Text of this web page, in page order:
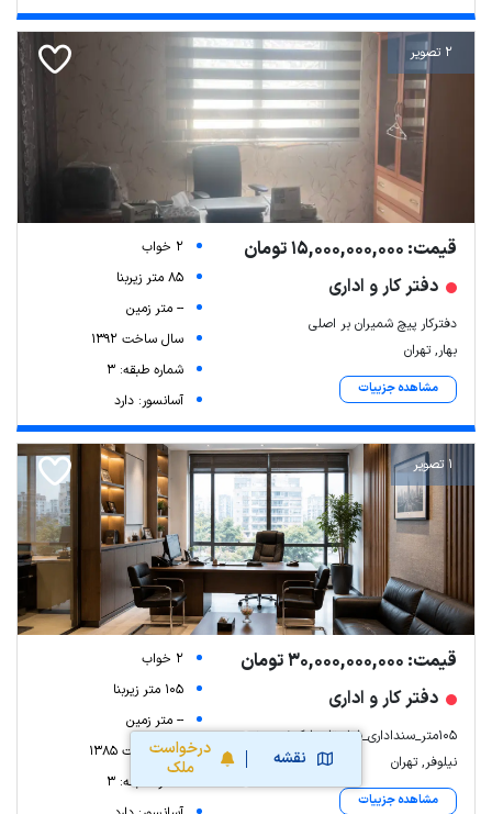
نقشه
درخواست
ملک
2 تصویر
قیمت: 15,000,000,000 تومان
دفتر کار و اداری
دفترکار پیچ شمیران بر اصلی
بهار, تهران
مشاهده جزییات
2 خواب
85 متر زیربنا
-- متر زمین
سال ساخت 1392
شماره طبقه: 3
آسانسور: دارد
1 تصویر
قیمت: 30,000,000,000 تومان
دفتر کار و اداری
۱۰۵متر_سنداداری_فول_تاپ لوکیشن_برند
نیلوفر, تهران
مشاهده جزییات
2 خواب
105 متر زیربنا
-- متر زمین
سال ساخت 1385
شماره طبقه: 3